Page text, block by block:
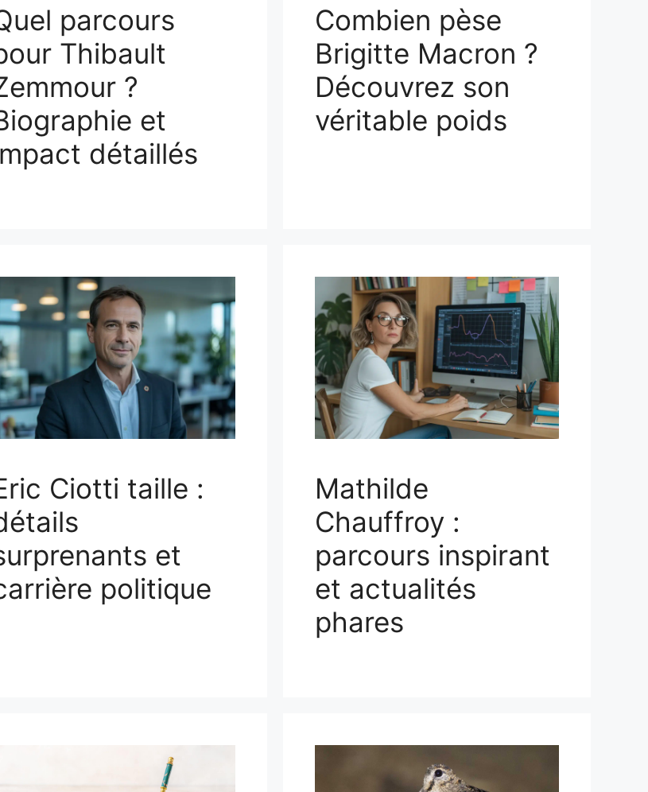
parcours
Thibault
?
et
détaillés
Combien pèse
Brigitte Macron ?
Découvrez son
véritable poids
Ciotti taille :
et
politique
Mathilde
Chauffroy :
parcours inspirant
et actualités
phares